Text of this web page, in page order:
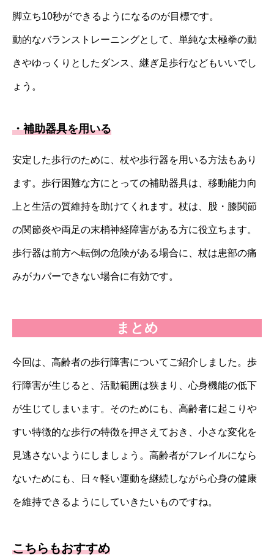
脚立ち10秒ができるようになるのが目標です。
動的なバランストレーニングとして、単純な太極拳の動
きやゆっくりとしたダンス、継ぎ足歩行などもいいでし
ょう。
・補助器具を用いる
安定した歩行のために、杖や歩行器を用いる方法もあり
ます。歩行困難な方にとっての補助器具は、移動能力向
上と生活の質維持を助けてくれます。杖は、股・膝関節
の関節炎や両足の末梢神経障害がある方に役立ちます。
歩行器は前方へ転倒の危険がある場合に、杖は患部の痛
みがカバーできない場合に有効です。
まとめ
今回は、高齢者の歩行障害についてご紹介しました。歩
行障害が生じると、活動範囲は狭まり、心身機能の低下
が生じてしまいます。そのためにも、高齢者に起こりや
すい特徴的な歩行の特徴を押さえておき、小さな変化を
見逃さないようにしましょう。高齢者がフレイルになら
ないためにも、日々軽い運動を継続しながら心身の健康
を維持できるようにしていきたいものですね。
こちらもおすすめ